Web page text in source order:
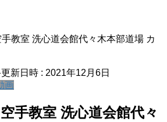
教室 洗心道会館代々木本部道場 カ
新日時 : 2021年12月6日
画
手教室 洗心道会館代々